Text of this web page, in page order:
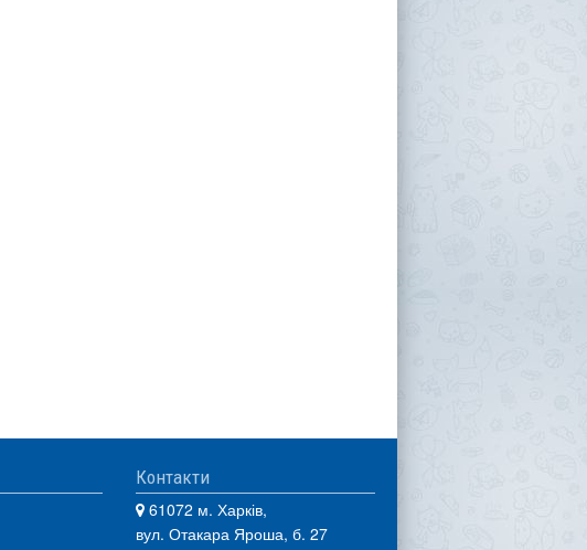
Контакти
61072 м. Харків,
вул. Отакара Яроша, б. 27